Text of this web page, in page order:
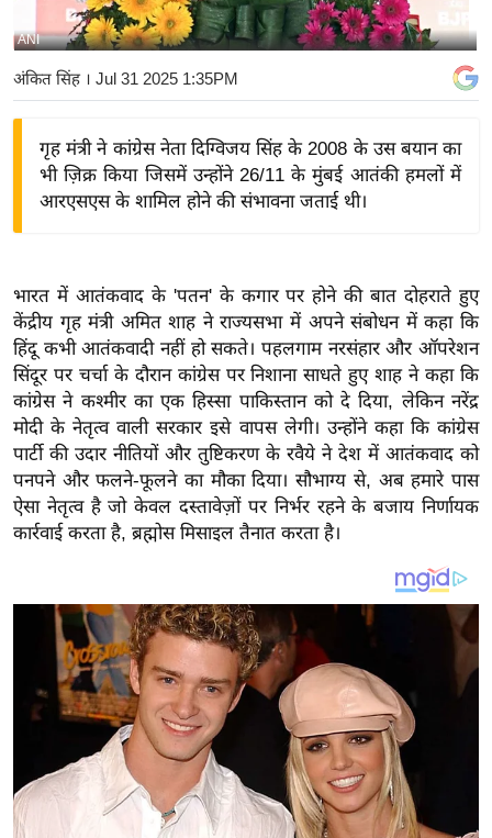
य
बि
ज़
ग
त
वि
शे
ष
ज्ञ
रा
य
ट
क्रि
I
P
ANI
अंकित सिंह। Jul 31 2025 1:35PM
गृह मंत्री ने कांग्रेस नेता दिग्विजय सिंह के 2008 के उस बयान का
भी ज़िक्र किया जिसमें उन्होंने 26/11 के मुंबई आतंकी हमलों में
आरएसएस के शामिल होने की संभावना जताई थी।
भारत में आतंकवाद के 'पतन' के कगार पर होने की बात दोहराते हुए
केंद्रीय गृह मंत्री अमित शाह ने राज्यसभा में अपने संबोधन में कहा कि
हिंदू कभी आतंकवादी नहीं हो सकते। पहलगाम नरसंहार और ऑपरेशन
सिंदूर पर चर्चा के दौरान कांग्रेस पर निशाना साधते हुए शाह ने कहा कि
कांग्रेस ने कश्मीर का एक हिस्सा पाकिस्तान को दे दिया, लेकिन नरेंद्र
मोदी के नेतृत्व वाली सरकार इसे वापस लेगी। उन्होंने कहा कि कांग्रेस
पार्टी की उदार नीतियों और तुष्टिकरण के रवैये ने देश में आतंकवाद को
पनपने और फलने-फूलने का मौका दिया। सौभाग्य से, अब हमारे पास
ऐसा नेतृत्व है जो केवल दस्तावेज़ों पर निर्भर रहने के बजाय निर्णायक
कार्रवाई करता है, ब्रह्मोस मिसाइल तैनात करता है।